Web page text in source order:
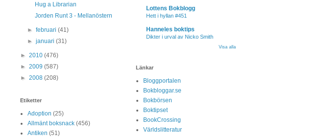
Hug a Librarian
Jorden Runt 3 - Mellanöstern
►februari(41)
►januari(31)
► 2010 (476)
► 2009 (587)
► 2008 (208)
Etiketter
Adoption (25)
Allmänt boksnack (456)
Antiken (51)
Lottens Bokblogg
Hett i hyllan #451
Hanneles boktips
Dikter i urval av Nicko Smith
Visa alla
Länkar
Bloggportalen
Bokbloggar.se
Bokbörsen
Boktipset
BookCrossing
Världslitteratur